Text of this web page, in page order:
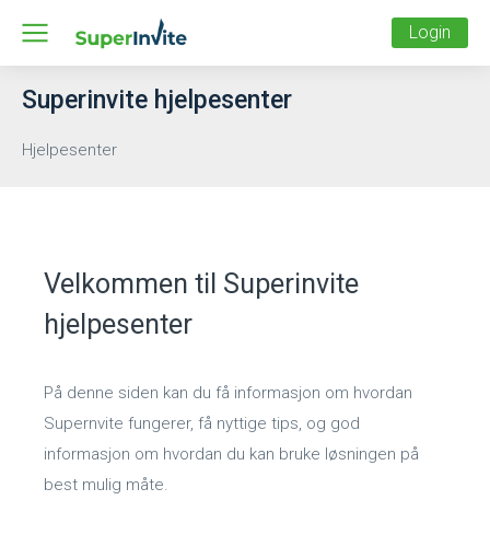
Login
Superinvite hjelpesenter
Hjelpesenter
Velkommen til Superinvite
hjelpesenter
På denne siden kan du få informasjon om hvordan
Supernvite fungerer, få nyttige tips, og god
informasjon om hvordan du kan bruke løsningen på
best mulig måte.